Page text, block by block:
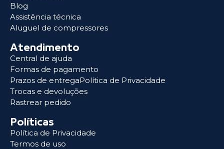
Blog
Assistência técnica
Aluguel de compressores
Atendimento
Central de ajuda
Formas de pagamento
Prazos de entregaPolítica de Privacidade
Trocas e devoluções
Rastrear pedido
Políticas
Política de Privacidade
Termos de uso